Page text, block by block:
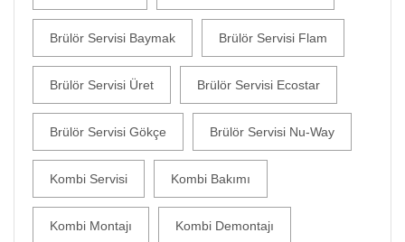
Brülör Servisi Baymak Brülör Servisi Flam
Brülör Servisi Üret Brülör Servisi Ecostar
Brülör Servisi Gökçe Brülör Servisi Nu-Way
Kombi Servisi Kombi Bakımı
Kombi Montajı Kombi Demontajı